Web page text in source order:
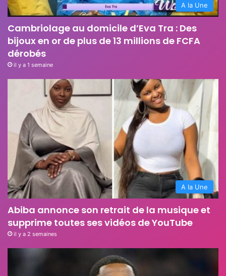
A la Une
Cambriolage au domicile d’Eva Tra : Des
bijoux en or de plus de 13 millions de FCFA
dérobés
il y a 1 semaine
A la Une
Abiba annonce son retrait de la musique et
supprime toutes ses vidéos de YouTube
il y a 2 semaines